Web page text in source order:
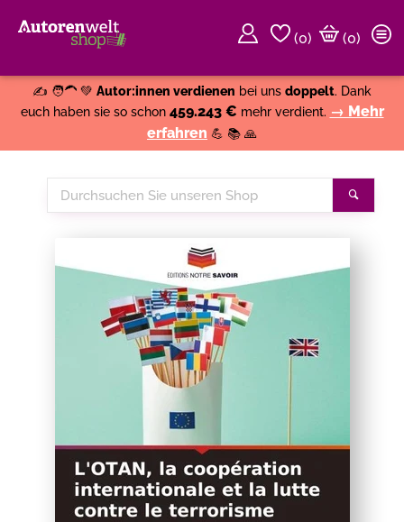
(0)
(0)
✍️ 🧑‍🦱 💚 Autor:innen verdienen bei uns doppelt. Dank
euch haben sie so schon 459.243 € mehr verdient. → Mehr
erfahren 💪 📚 🙏
Durchsuchen
Sie